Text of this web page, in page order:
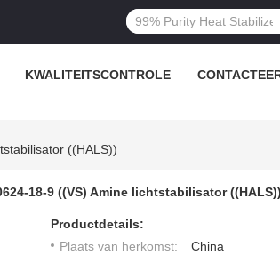
KWALITEITSCONTROLE
((HALS))
18-9 ((VS) Amine lichtstabilisator ((HALS))
Productdetails:
Plaats van herkomst:
China